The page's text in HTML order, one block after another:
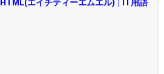
HTML(エイチティーエムエル) | IT用語